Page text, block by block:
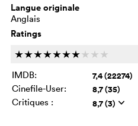
Langue originale
Anglais
Ratings
ccccccc c c c
IMDB:
7,4 (22274)
Cinefile-User: 8,7 (35)
Critiques : 8,7 (3) q